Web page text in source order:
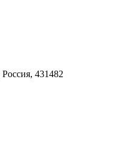
431482